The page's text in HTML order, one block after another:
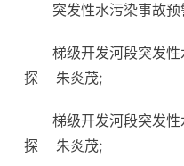
突发性水污染事故
梯级开发河段突发
探 朱炎茂;
梯级开发河段突发
探 朱炎茂;